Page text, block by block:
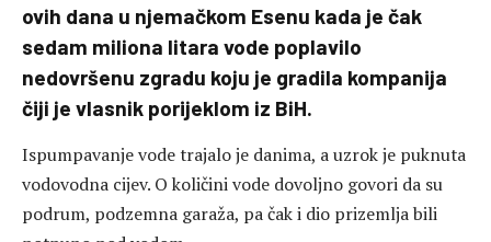
ovih dana u njemačkom Esenu kada je čak
sedam miliona litara vode poplavilo
nedovršenu zgradu koju je gradila kompanija
čiji je vlasnik porijeklom iz BiH.
Ispumpavanje vode trajalo je danima, a uzrok je puknuta
vodovodna cijev. O količini vode dovoljno govori da su
podrum, podzemna garaža, pa čak i dio prizemlja bili